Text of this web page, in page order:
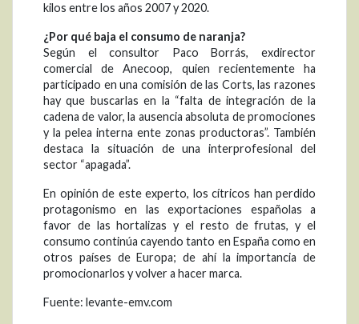
kilos entre los años 2007 y 2020.
¿Por qué baja el consumo de naranja?
Según el consultor Paco Borrás, exdirector
comercial de Anecoop, quien recientemente ha
participado en una comisión de las Corts, las razones
hay que buscarlas en la “falta de integración de la
cadena de valor, la ausencia absoluta de promociones
y la pelea interna ente zonas productoras”. También
destaca la situación de una interprofesional del
sector “apagada”.
En opinión de este experto, los cítricos han perdido
protagonismo en las exportaciones españolas a
favor de las hortalizas y el resto de frutas, y el
consumo continúa cayendo tanto en España como en
otros países de Europa; de ahí la importancia de
promocionarlos y volver a hacer marca.
Fuente: levante-emv.com